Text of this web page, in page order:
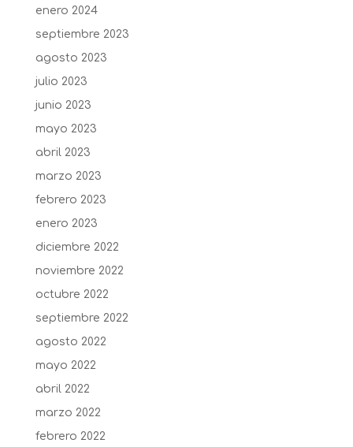
enero 2024
septiembre 2023
agosto 2023
julio 2023
junio 2023
mayo 2023
abril 2023
marzo 2023
febrero 2023
enero 2023
diciembre 2022
noviembre 2022
octubre 2022
septiembre 2022
agosto 2022
mayo 2022
abril 2022
marzo 2022
febrero 2022